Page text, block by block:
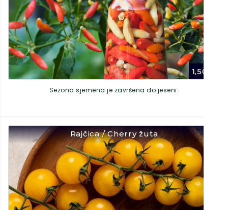
1,50
Sezona sjemena je završena do jeseni.
Rajčica / Cherry žuta